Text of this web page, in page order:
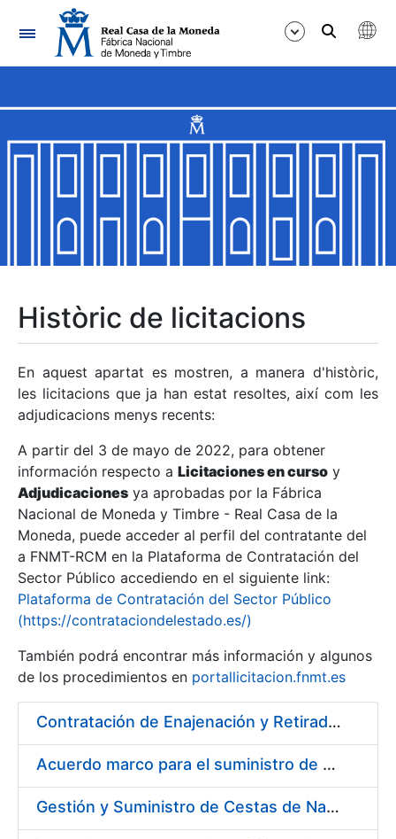
Navegació
Mostra/Amaga
Mostra/Amaga
Mostra/Amaga
Mostra/Amaga
Mostra/Amaga
Mostra/Amaga
Històric de licitacions
En aquest apartat es mostren, a manera d'històric,
les licitacions que ja han estat resoltes, així com les
adjudicacions menys recents:
A partir del 3 de mayo de 2022, para obtener
información respecto a Licitaciones en curso y
Adjudicaciones ya aprobadas por la Fábrica
Nacional de Moneda y Timbre - Real Casa de la
Moneda, puede acceder al perfil del contratante del
a FNMT-RCM en la Plataforma de Contratación del
Sector Público accediendo en el siguiente link:
Plataforma de Contratación del Sector Público
(https://contrataciondelestado.es/)
También podrá encontrar más información y algunos
de los procedimientos en portallicitacion.fnmt.es
Contratación de Enajenación y Retirada de Chatarra de Hierro, Acero y Chapa de la RCM-FNMT
Acuerdo marco para el suministro de material de electricidad para la FNMT RCM en su sede de Madrid
Gestión y Suministro de Cestas de Navidad para los trabajadores de la Fábrica Nacional de Moneda y Timbre-Real Casa de la Moneda (FNMT-RCM) para el año 2021